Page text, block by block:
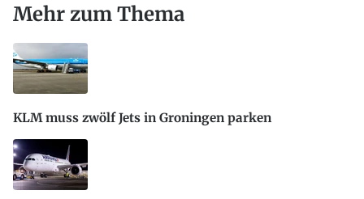
Mehr zum Thema
KLM muss zwölf Jets in Groningen parken